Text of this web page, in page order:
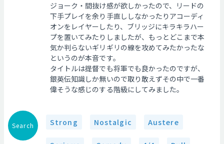
ジョーク・間抜け感が欲しかったので、リードの
下手プレイを余り手直ししなかったりアコーディ
オンをレイヤーしたり、ブリッジにキラキラハー
プを置いてみたりしましたが、もっとどこまで本
気か判らないギリギリの線を攻めてみたかったな
というのが本音です。
タイトルは提督でも将軍でも良かったのですが、
銀英伝知識しか無いので取り敢えずその中で一番
偉そうな感じのする階級にしてみました。
Search Strong Nostalgic Austere